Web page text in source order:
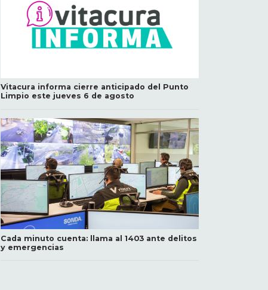
Vitacura informa cierre anticipado del Punto
Limpio este jueves 6 de agosto
Cada minuto cuenta: llama al 1403 ante delitos
y emergencias